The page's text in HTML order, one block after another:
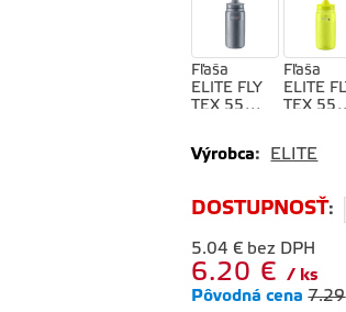
zelená
Fľaša
ELITE FLY
TEX 550
Fľaša
ELITE
TEX 550
Fľaša FLY
tná čierny
vrchnák
Výrobca: ELITE
DOSTUPNOSŤ:
5.04 € bez DPH
6.20 €
ks
Pôvodná cena 7.29